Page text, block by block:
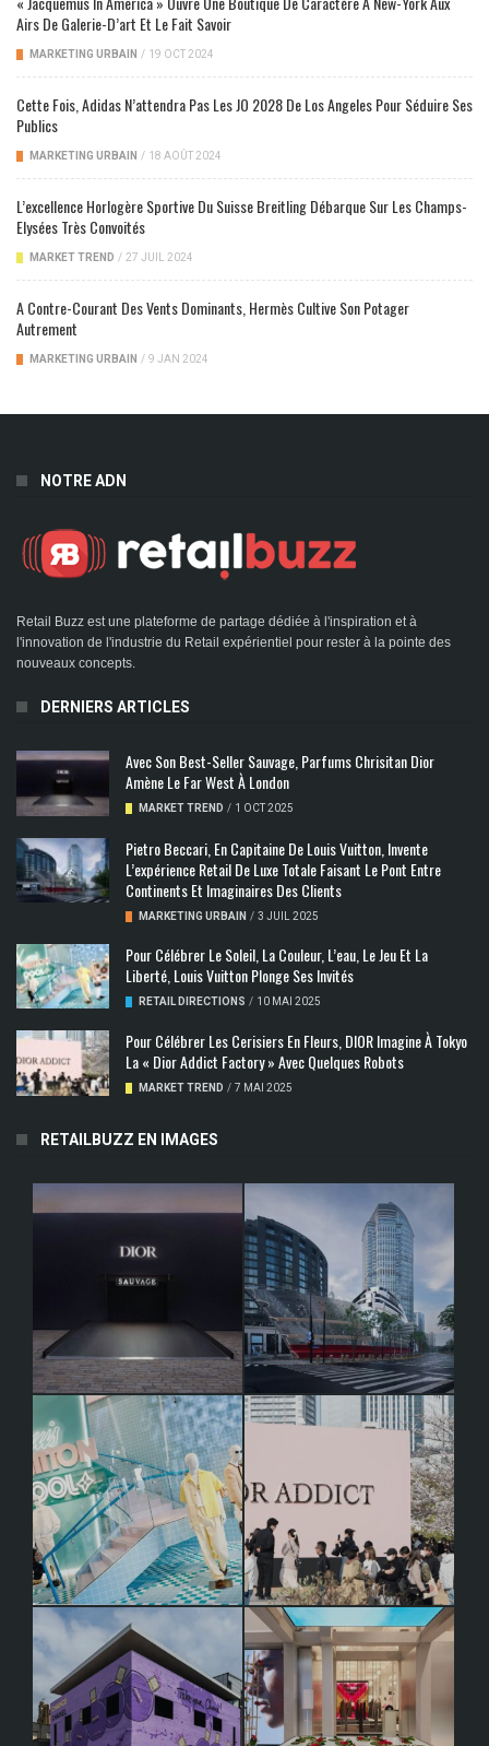
Airs De Galerie-D’art Et Le Fait Savoir
MARKETING URBAIN / 19 OCT 2024
Cette Fois, Adidas N’attendra Pas Les JO 2028 De Los Angeles Pour Séduire Ses
Publics
MARKETING URBAIN / 18 AOÛT 2024
L’excellence Horlogère Sportive Du Suisse Breitling Débarque Sur Les Champs-
Elysées Très Convoités
MARKET TREND / 27 JUIL 2024
A Contre-Courant Des Vents Dominants, Hermès Cultive Son Potager
Autrement
MARKETING URBAIN / 9 JAN 2024
NOTRE ADN
Retail Buzz est une plateforme de partage dédiée à l'inspiration et à
l'innovation de l'industrie du Retail expérientiel pour rester à la pointe des
nouveaux concepts.
DERNIERS ARTICLES
Avec Son Best-Seller Sauvage, Parfums Chrisitan Dior
Amène Le Far West À London
MARKET TREND / 1 OCT 2025
Pietro Beccari, En Capitaine De Louis Vuitton, Invente
L’expérience Retail De Luxe Totale Faisant Le Pont Entre
Continents Et Imaginaires Des Clients
MARKETING URBAIN / 3 JUIL 2025
Pour Célébrer Le Soleil, La Couleur, L’eau, Le Jeu Et La
Liberté, Louis Vuitton Plonge Ses Invités
RETAIL DIRECTIONS / 10 MAI 2025
Pour Célébrer Les Cerisiers En Fleurs, DIOR Imagine À Tokyo
La « Dior Addict Factory » Avec Quelques Robots
MARKET TREND / 7 MAI 2025
RETAILBUZZ EN IMAGES